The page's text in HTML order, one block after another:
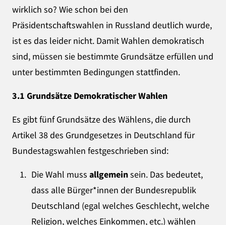
wirklich so? Wie schon bei den
Präsidentschaftswahlen in Russland deutlich wurde,
ist es das leider nicht. Damit Wahlen demokratisch
sind, müssen sie bestimmte Grundsätze erfüllen und
unter bestimmten Bedingungen stattfinden.
3.1 Grundsätze Demokratischer Wahlen
Es gibt fünf Grundsätze des Wählens, die durch
Artikel 38 des Grundgesetzes in Deutschland für
Bundestagswahlen festgeschrieben sind:
Die Wahl mussallgemeinsein. Das bedeutet,
dass alle Bürger*innen der Bundesrepublik
Deutschland (egal welches Geschlecht, welche
Religion, welches Einkommen, etc.) wählen